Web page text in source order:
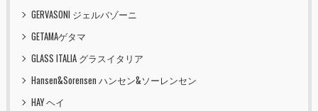
GERVASONI ジェルバゾーニ
GETAMAゲタマ
GLASS ITALIA グラスイタリア
Hansen&Sorensen ハンセン&ソーレンセン
HAY ヘイ